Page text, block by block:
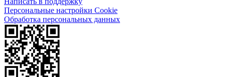
Персональные настройки Cookie
Обработка персональных данных